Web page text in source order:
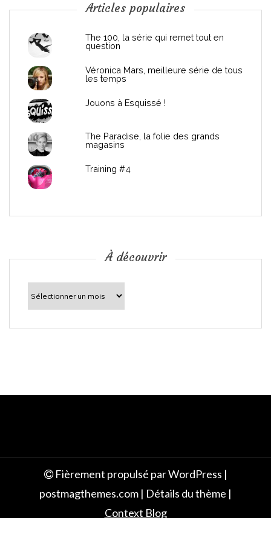
n
c
Articles populaires
The 100, la série qui remet tout en
question
Véronica Mars, meilleure série de tous
les temps
Jouons à Esquissé !
The Paradise, la folie des grands
magasins
Training #4
À découvrir
découvrir
Fièrement propulsé par WordPress |
postmagthemes.com | Détails du thème |
Context Blog